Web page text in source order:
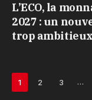
L’ECO, la
2027 : un
trop
1 2 3 …